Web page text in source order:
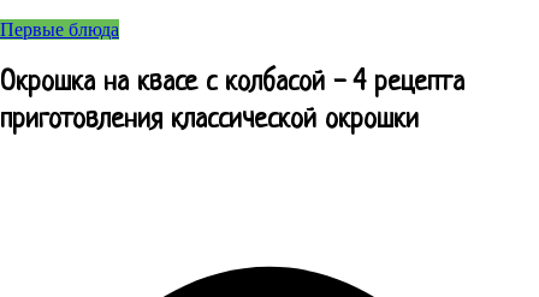
Первые блюда
Окрошка на квасе с колбасой - 4 рецепта
приготовления классической окрошки